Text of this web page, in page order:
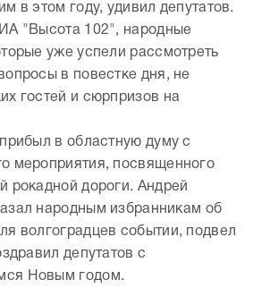
в этом году, удивил депутатов.
"Высота 102", народные
уже успели рассмотреть
в повестке дня, не
гостей и сюрпризов на
прибыл в областную думу с
мероприятия, посвященного
рокадной дороги. Андрей
народным избранникам об
волгоградцев событии, подвел
депутатов с
Новым годом.